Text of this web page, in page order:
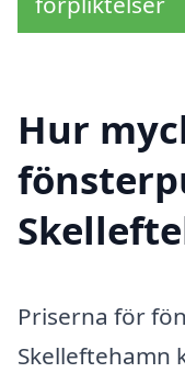
Hur
Priserna för
Skelleftehamn